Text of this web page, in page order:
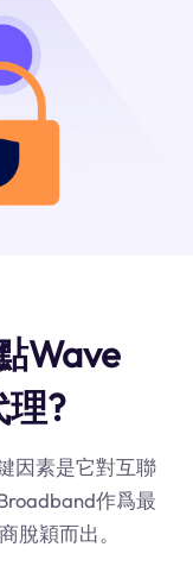
Wave
?
因素是它對互聯
作爲最
脫穎而出。